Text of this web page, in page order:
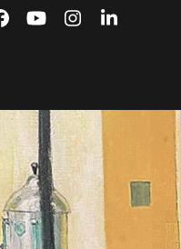
Facebook
YouTubeInstagramLinkedIn